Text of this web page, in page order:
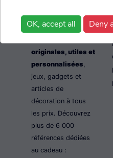
boutique
spécialisée dans
originales, utiles et
personnalisées,
jeux, gadgets et
articles de
décoration à tous
les prix. Découvrez
plus de 6 000
références dédiées
au cadeau :
OK, accept all Deny